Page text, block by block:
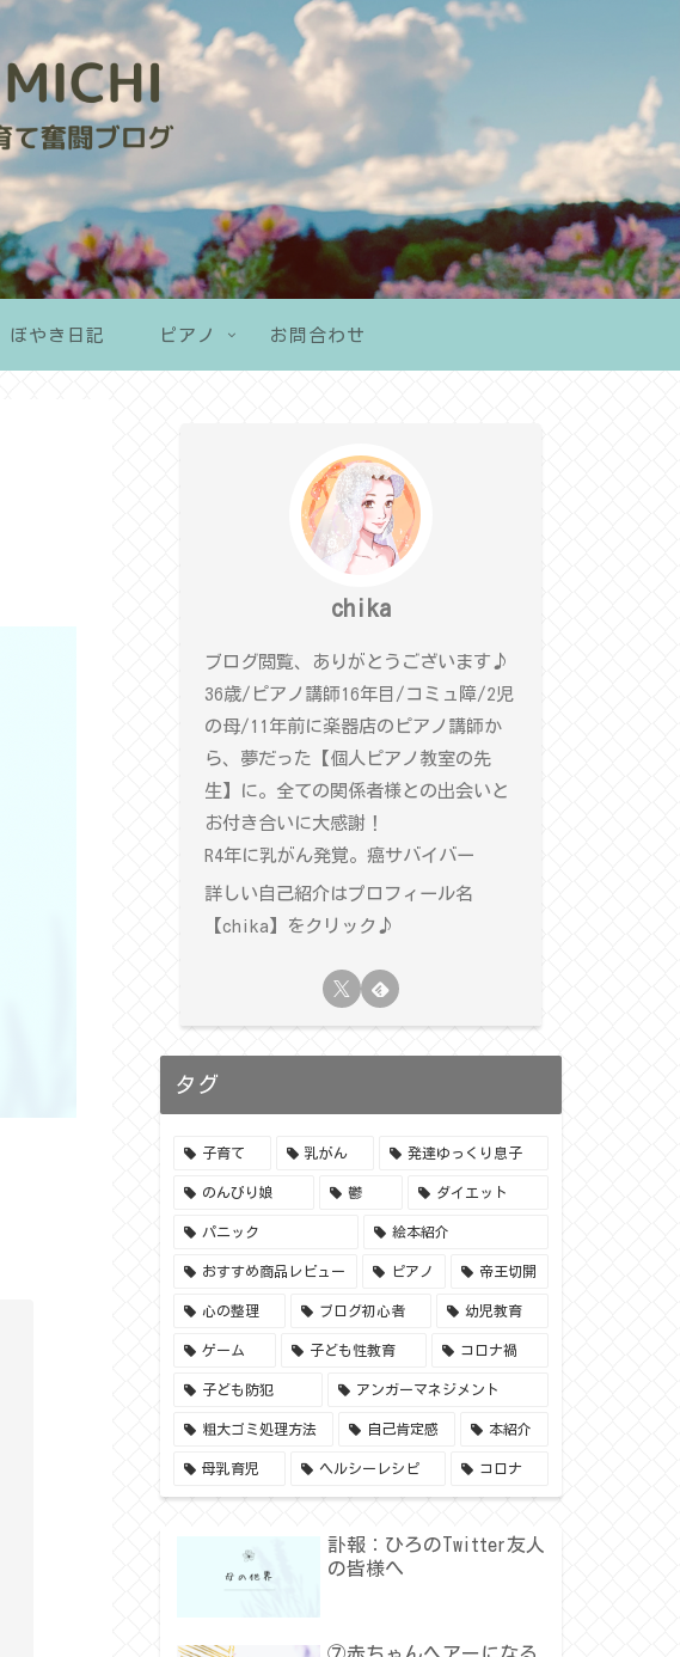
ぼやき日記 ピアノ お問合わせ
chika
ブログ閲覧、ありがとうございます♪
36歳/ピアノ講師16年目/コミュ障/2児
の母/11年前に楽器店のピアノ講師か
ら、夢だった【個人ピアノ教室の先
生】に。全ての関係者様との出会いと
お付き合いに大感謝！
R4年に乳がん発覚。癌サバイバー
詳しい自己紹介はプロフィール名
【chika】をクリック♪
タグ
子育て 乳がん 発達ゆっくり息子
のんびり娘 鬱 ダイエット
パニック 絵本紹介
おすすめ商品レビュー ピアノ 帝王切開
心の整理 ブログ初心者 幼児教育
ゲーム 子ども性教育 コロナ禍
子ども防犯 アンガーマネジメント
粗大ゴミ処理方法 自己肯定感 本紹介
母乳育児 ヘルシーレシピ コロナ
訃報：ひろのTwitter友人
の皆様へ